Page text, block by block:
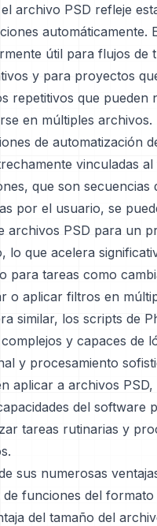
archivo PSD refleje
automáticamente.
útil para flujos de
y para proyectos
repetitivos que pueden
en múltiples archivos.
de automatización
vinculadas
que son secuencias
por el usuario, se
archivos PSD para un
lo que acelera
para tareas como
o aplicar filtros en
similar, los scripts de
y capaces de
y procesamiento
aplicar a archivos
del software
tareas rutinarias y
sus numerosas
funciones del formato
del tamaño del